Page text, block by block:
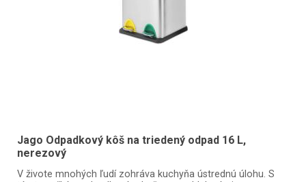
Jago Odpadkový kôš na triedený odpad 16 L,
nerezový
V živote mnohých ľudí zohráva kuchyňa ústrednú úlohu. S